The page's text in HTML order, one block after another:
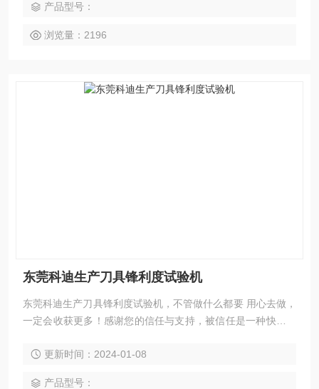
产品型号：
浏览量：2196
东莞科迪生产刀具锋利度试验机
东莞科迪生产刀具锋利度试验机，不管做什么都要 用心去做，
一定会收获更多！感谢您的信任与支持，被信任是一种快乐。
而是品质，东莞市科迪仪器有限公司欢迎您。
更新时间：2024-01-08
产品型号：